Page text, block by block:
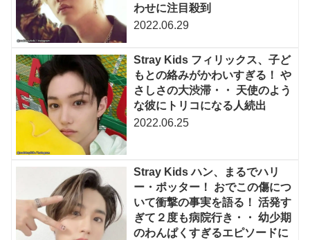
わせに注目殺到
2022.06.29
Stray Kids フィリックス、子ど
もとの絡みがかわいすぎる！ や
さしさの大渋滞・・ 天使のよう
な彼にトリコになる人続出
2022.06.25
Stray Kids ハン、まるでハリ
ー・ポッター！ おでこの傷につ
いて衝撃の事実を語る！ 活発す
ぎて２度も病院行き・・ 幼少期
のわんぱくすぎるエピソードに